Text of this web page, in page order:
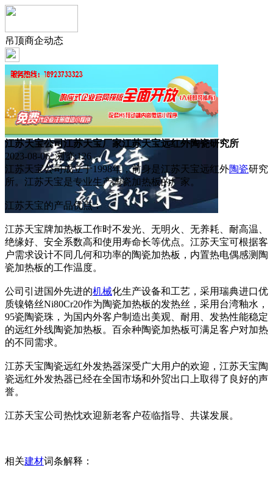
吊顶商企动态
江苏天宝公司江苏天宝厂家江苏天宝远红外陶瓷研究所
2023-08-06 浏览:126
江苏天宝公司成立于1998年，前身是江苏天宝远红外陶瓷研究
所。江苏天宝是专业生产陶瓷加热板的厂家。
江苏天宝的产品优点：
江苏天宝牌加热板工作时不发光、无明火、无养耗、耐高温、
绝缘好、安全系数高和使用寿命长等优点。江苏天宝可根据客
户需求设计不同几何和功率的陶瓷加热板，内置热电偶感测陶
瓷加热板的工作温度。
公司引进国外先进的机械化生产设备和工艺，采用瑞典进口优
质镍铬丝Ni80Cr20作为陶瓷加热板的发热丝，采用台湾釉水，
95瓷陶瓷珠，为国内外客户制造出美观、耐用、发热性能稳定
的远红外线陶瓷加热板。百余种陶瓷加热板可满足客户对加热
的不同需求。
江苏天宝陶瓷远红外发热器深受广大用户的欢迎，江苏天宝陶
瓷远红外发热器已经在全国市场和外贸出口上取得了良好的声
誉。
江苏天宝公司热忱欢迎新老客户莅临指导、共谋发展。
相关建材词条解释：